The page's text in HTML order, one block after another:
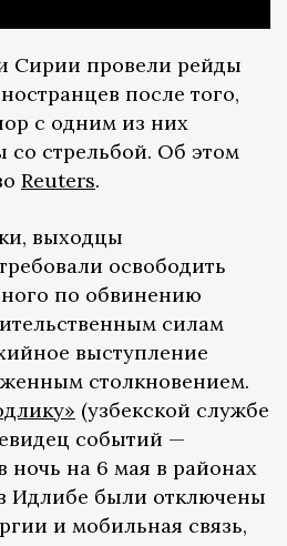
Сирии провели рейды
после того,
с одним из них
со стрельбой. Об этом
Reuters.
выходцы
освободить
по обвинению
силам
выступление
столкновением.
(узбекской службе
событий —
ночь на 6 мая в районах
Идлибе были отключены
и мобильная связь,